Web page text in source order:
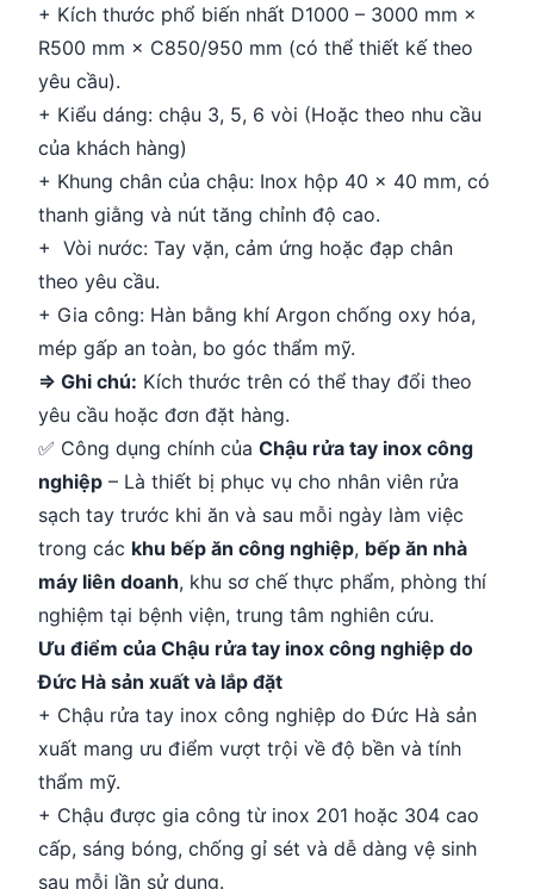
+ Kích thước phổ biến nhất D1000 – 3000 mm ×
R500 mm × C850/950 mm (có thể thiết kế theo
yêu cầu).
+ Kiểu dáng: chậu 3, 5, 6 vòi (Hoặc theo nhu cầu
của khách hàng)
+ Khung chân của chậu: Inox hộp 40 × 40 mm, có
thanh giằng và nút tăng chỉnh độ cao.
+ Vòi nước: Tay vặn, cảm ứng hoặc đạp chân
theo yêu cầu.
+ Gia công: Hàn bằng khí Argon chống oxy hóa,
mép gấp an toàn, bo góc thẩm mỹ.
=> Ghi chú: Kích thước trên có thể thay đổi theo
yêu cầu hoặc đơn đặt hàng.
✅ Công dụng chính của Chậu rửa tay inox công
nghiệp – Là thiết bị phục vụ cho nhân viên rửa
sạch tay trước khi ăn và sau mỗi ngày làm việc
trong các khu bếp ăn công nghiệp, bếp ăn nhà
máy liên doanh, khu sơ chế thực phẩm, phòng thí
nghiệm tại bệnh viện, trung tâm nghiên cứu.
Ưu điểm của Chậu rửa tay inox công nghiệp do
Đức Hà sản xuất và lắp đặt
+ Chậu rửa tay inox công nghiệp do Đức Hà sản
xuất mang ưu điểm vượt trội về độ bền và tính
thẩm mỹ.
+ Chậu được gia công từ inox 201 hoặc 304 cao
cấp, sáng bóng, chống gỉ sét và dễ dàng vệ sinh
sau mỗi lần sử dụng.